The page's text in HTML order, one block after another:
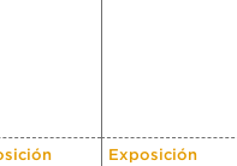
Exposición